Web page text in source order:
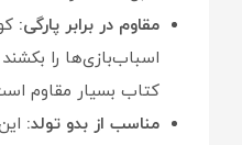
مقاوم در برابر پارگی:
اسباب‌بازی‌ها را بکشند
کتاب بسیار مقاوم
مناسب از بدو تولد: